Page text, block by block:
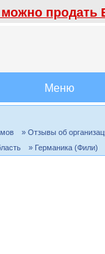
можно продать
Меню
» Отзывы об
» Германика (Фили)